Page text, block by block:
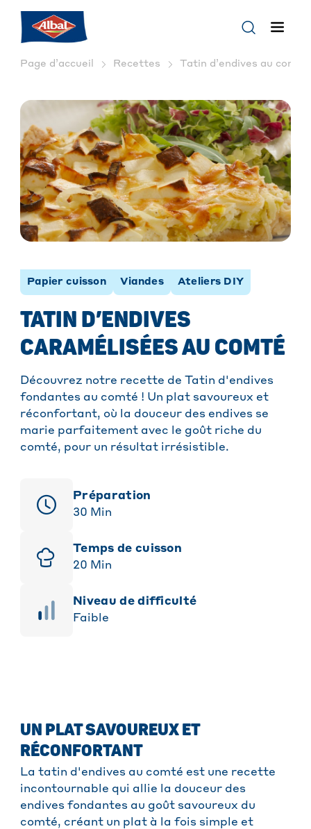
Page d’accueil Recettes Tatin d’endives au
Papier cuisson Viandes Ateliers DIY
TATIN D’ENDIVES
CARAMÉLISÉES AU COMTÉ
Découvrez notre recette de Tatin d'endives
fondantes au comté ! Un plat savoureux et
réconfortant, où la douceur des endives se
marie parfaitement avec le goût riche du
comté, pour un résultat irrésistible.
Préparation
30 Min
Temps de cuisson
20 Min
niveau de difficulté
Faible
UN PLAT SAVOUREUX ET
RÉCONFORTANT
La tatin d'endives au comté est une recette
incontournable qui allie la douceur des
endives fondantes au goût savoureux du
comté, créant un plat à la fois simple et